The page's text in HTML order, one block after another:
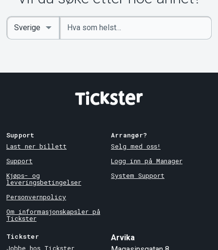
Angi
nøkkelord
Select
Country
Support
Last ner billett
Support
Kjøps- og
leveringsbetingelser
Personvernpolicy
Om informasjonskapsler på
Tickster
Arrangør?
Selg med oss!
Logg inn på Manager
System Support
Tickster
Jobbe hos Tickster
Arvika